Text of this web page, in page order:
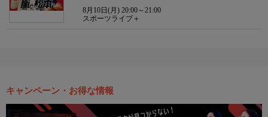
8月10日(月) 20:00～21:00
スポーツライブ＋
キャンペーン・お得な情報